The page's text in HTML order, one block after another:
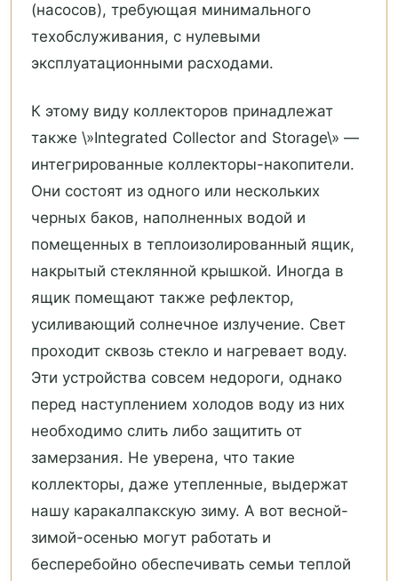
(насосов), требующая минимального
техобслуживания, с нулевыми
эксплуатационными расходами.
К этому виду коллекторов принадлежат
также \»Integrated Collector and Storage\» —
интегрированные коллекторы-накопители.
Они состоят из одного или нескольких
черных баков, наполненных водой и
помещенных в теплоизолированный ящик,
накрытый стеклянной крышкой. Иногда в
ящик помещают также рефлектор,
усиливающий солнечное излучение. Свет
проходит сквозь стекло и нагревает воду.
Эти устройства совсем недороги, однако
перед наступлением холодов воду из них
необходимо слить либо защитить от
замерзания. Не уверена, что такие
коллекторы, даже утепленные, выдержат
нашу каракалпакскую зиму. А вот весной-
зимой-осенью могут работать и
бесперебойно обеспечивать семьи теплой